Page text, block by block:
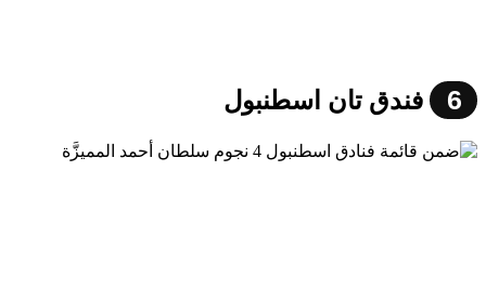
6 فندق تان اسطنبول